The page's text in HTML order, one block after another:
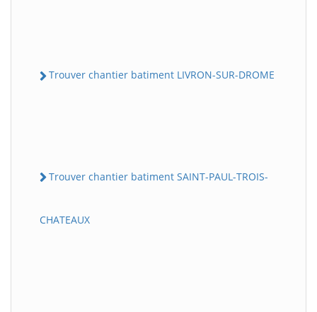
Trouver chantier batiment LIVRON-SUR-DROME
Trouver chantier batiment SAINT-PAUL-TROIS-
CHATEAUX